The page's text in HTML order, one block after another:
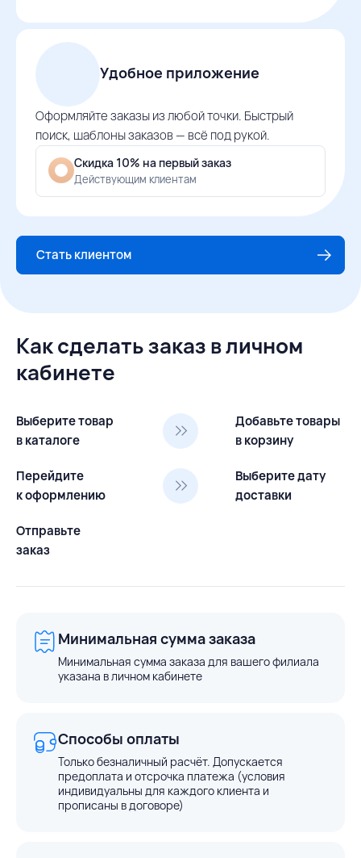
Удобное приложение
Оформляйте заказы из любой точки. Быстрый
поиск, шаблоны заказов — всё под рукой.
Скидка 10% на первый заказ
Действующим клиентам
Стать клиентом
Как сделать заказ в личном
кабинете
Выберите товар
в каталоге
Добавьте товары
в корзину
Перейдите
к оформлению
Выберите дату
доставки
Отправьте
заказ
Минимальная сумма заказа
Минимальная сумма заказа для вашего филиала
указана в личном кабинете
Способы оплаты
Только безналичный расчёт. Допускается
предоплата и отсрочка платежа (условия
индивидуальны для каждого клиента и
прописаны в договоре)